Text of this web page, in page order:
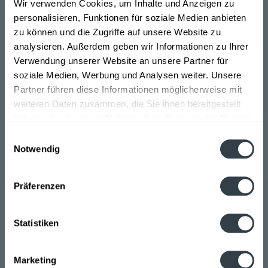
Wir verwenden Cookies, um Inhalte und Anzeigen zu
personalisieren, Funktionen für soziale Medien anbieten
zu können und die Zugriffe auf unsere Website zu
analysieren. Außerdem geben wir Informationen zu Ihrer
Verwendung unserer Website an unsere Partner für
soziale Medien, Werbung und Analysen weiter. Unsere
Partner führen diese Informationen möglicherweise mit
weiteren Daten zusammen, die Sie ihnen bereitgestellt
Notwendig
Präferenzen
Statistiken
Marketing
Weingut, welches bereit seit dem Jahr 1964 besteht und
insgesamt drei Weinkellereien mit über 1570 Hektar
Rebfläche betreibt. Die Winzergenossenschaft und
Kellerei Terre Cortesi Moncaro aus Montecarotto in
Italien achtet dabei auf höchste Qualität ihrer Weine zu
gleichzeitig günstigen Preise und kann somit auf eine
stolze Jahresproduktion von rund 7.500.000 Flaschen
Die beliebtesten Sorten von Moncaro Wein sind der
Diese zeichnen sich alle durch einen Alkoholgehalt
zwischen 13% und 14% vol. aus und werden in